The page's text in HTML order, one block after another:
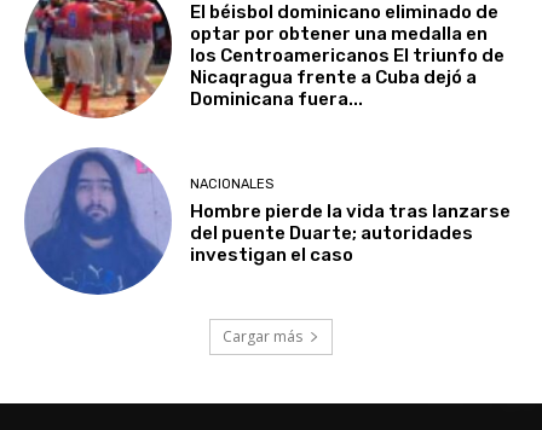
El béisbol dominicano eliminado de
optar por obtener una medalla en
los Centroamericanos El triunfo de
Nicaqragua frente a Cuba dejó a
Dominicana fuera...
NACIONALES
Hombre pierde la vida tras lanzarse
del puente Duarte; autoridades
investigan el caso
Cargar más